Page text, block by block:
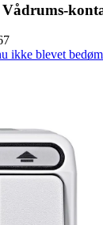
Vådrums-
ikke blevet